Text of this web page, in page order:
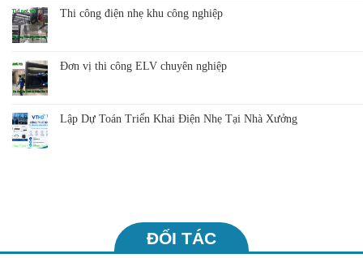
Thi công điện nhẹ khu công nghiệp
Đơn vị thi công ELV chuyên nghiệp
Lập Dự Toán Triển Khai Điện Nhẹ Tại Nhà Xưởng
ĐỐI TÁC